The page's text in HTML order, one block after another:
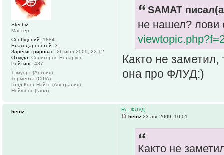
SAMAT
не нашел? лови
Както не заметил,
она про ФЛУД:)
Stechiz
Мастер
Сообщений: 1884
Благодарностей: 3
Зарегистрирован: 26 июл 2009, 22:12
Откуда: Солигорск, Беларусь
Рейтинг: 487
Тэмуорт (Англия)
Тормента (США)
Голд Кост Найтс (Австралия)
Нейшенс (Гана)
Re: ФЛУД
heinz 23 авг 2009, 10:01
Както не
heinz